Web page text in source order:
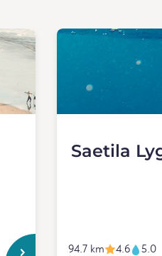
Saetila
94.7 km 4.6 5.0